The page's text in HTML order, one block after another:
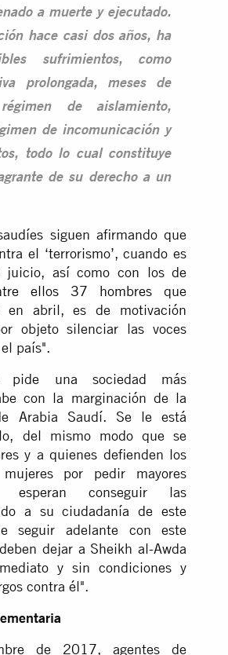
a muerte y ejecutado.
hace casi dos años, ha
sufrimientos, como
prolongada, meses de
de aislamiento,
de incomunicación y
todo lo cual constituye
de su derecho a un
siguen afirmando que
el ‘terrorismo’, cuando es
juicio, así como con los de
ellos 37 hombres que
en abril, es de motivación
objeto silenciar las voces
país".
pide una sociedad más
con la marginación de la
Arabia Saudí. Se le está
del mismo modo que se
y a quienes defienden los
por pedir mayores
esperan conseguir las
a su ciudadanía de este
seguir adelante con este
dejar a Sheikh al-Awda
y sin condiciones y
contra él".
de 2017, agentes de